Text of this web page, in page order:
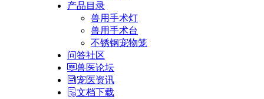
产品目录
兽用手术灯
兽用手术台
不锈钢宠物笼
问答社区
兽医论坛
宠医资讯
文档下载